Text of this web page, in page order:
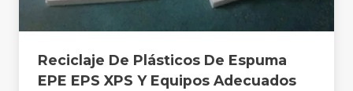
Reciclaje De Plásticos De Espuma
EPE EPS XPS Y Equipos Adecuados